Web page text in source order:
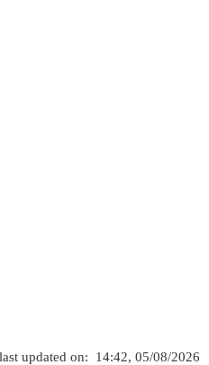
updated on: 14:42, 05/08/2026